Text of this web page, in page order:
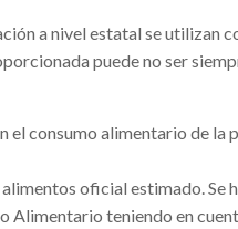
a nivel estatal se utilizan
puede no ser
el consumo alimentario de la
oficial estimado.
Alimentario teniendo en